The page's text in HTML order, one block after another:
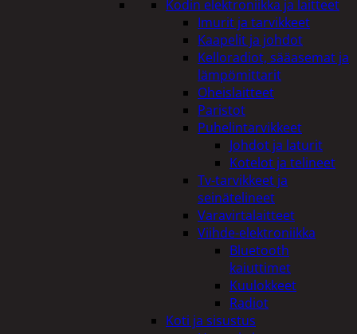
Kodin elektroniikka ja laitteet
Imurit ja tarvikkeet
Kaapelit ja johdot
Kelloradiot, sääasemat ja
lämpömittarit
Oheislaitteet
Paristot
Puhelintarvikkeet
Johdot ja laturit
Kotelot ja telineet
Tv-tarvikkeet ja
seinätelineet
Varavirtalaitteet
Viihde-elektroniikka
Bluetooth
kaiuttimet
Kuulokkeet
Radiot
Koti ja sisustus